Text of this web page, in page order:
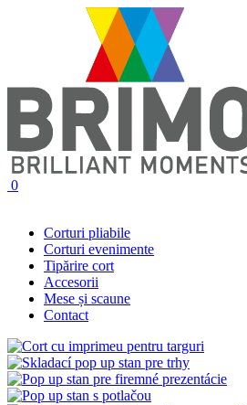
0
Corturi pliabile
Corturi evenimente
Tipărire cort
Accesorii
Mese și scaune
Contact